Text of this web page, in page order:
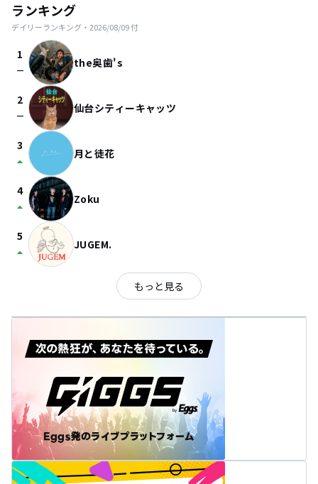
ランキング
デイリーランキング・ 2026/08/09付
1
check_indeterminate_small the奥歯's
2
check_indeterminate_small 仙台シティーキャッツ
3
arrow_drop_up 月と徒花
4
arrow_drop_up Zoku
5
arrow_drop_up JUGEM.
もっと見る